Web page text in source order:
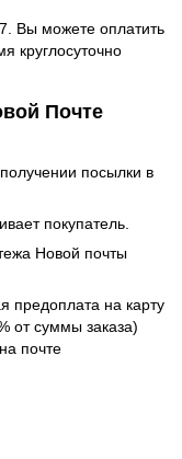
Вы можете оплатить
круглосуточно
Почте
посылки в
покупатель.
Новой почты
предоплата на карту
от суммы заказа)
почте